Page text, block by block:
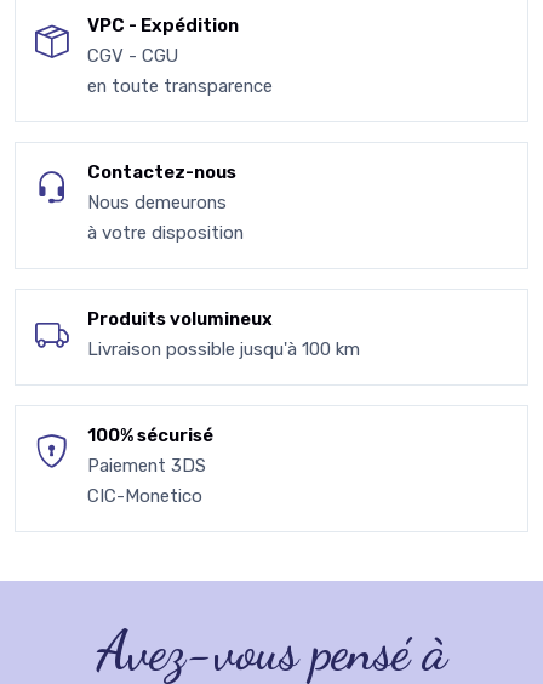
VPC - Expédition
CGV - CGU
en toute transparence
Contactez-nous
Nous demeurons
à votre disposition
Produits volumineux
Livraison possible jusqu'à 100 km
100% sécurisé
Paiement 3DS
CIC-Monetico
Avez-vous pensé à